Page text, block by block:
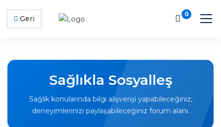
Geri
0
Sağlıkla Sosyalleş
Sağlık konularında bilgi alışverişi yapabileceğiniz,
deneyimlerinizi paylaşabileceğiniz forum alanı.